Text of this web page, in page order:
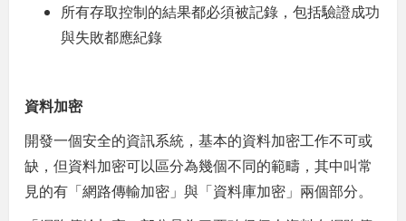
所有存取控制的結果都必須被記錄，包括驗證成功
與失敗都應紀錄
資料加密
開發一個安全的資訊系統，基本的資料加密工作不可或
缺，但資料加密可以區分為幾個不同的範疇，其中叫常
見的有「網路傳輸加密」與「資料庫加密」兩個部分。